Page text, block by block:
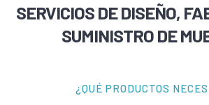
SERVICIOS DE DISEÑO,
SUMINISTRO DE
¿QUÉ PRODUCTOS